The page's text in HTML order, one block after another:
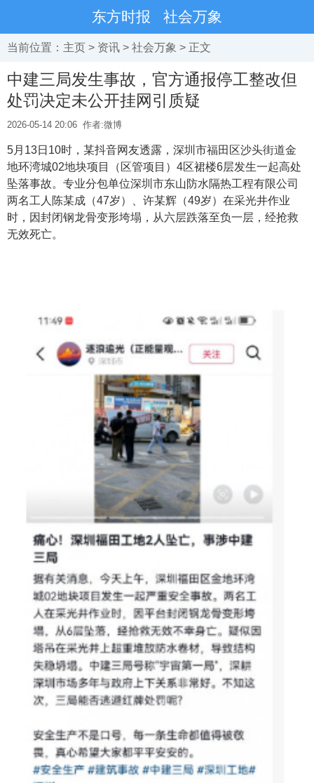
东方时报 社会万象
当前位置： 主页 > 资讯 > 社会万象 > 正文
中建三局发生事故，官方通报停工整改但
处罚决定未公开挂网引质疑
2026-05-14 20:06 作者:微博
5月13日10时，某抖音网友透露，深圳市福田区沙头街道金
地环湾城02地块项目（区管项目）4区裙楼6层发生一起高处
坠落事故。专业分包单位深圳市东山防水隔热工程有限公司
两名工人陈某成（47岁）、许某辉（49岁）在采光井作业
时，因封闭钢龙骨变形垮塌，从六层跌落至负一层，经抢救
无效死亡。